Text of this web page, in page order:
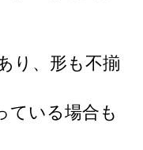
り、形も不揃
ている場合も